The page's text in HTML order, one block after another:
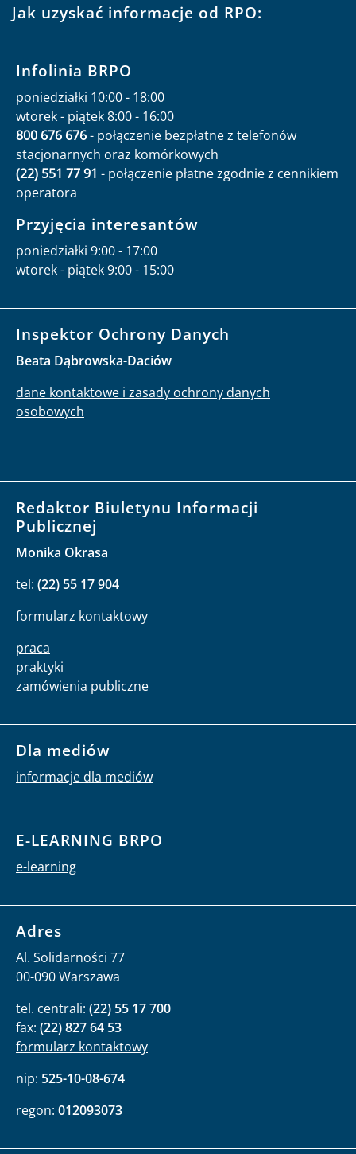
Jak uzyskać informacje od RPO:
Infolinia BRPO
poniedziałki 10:00 - 18:00
wtorek - piątek 8:00 - 16:00
800 676 676- połączenie bezpłatne z telefonów
stacjonarnych oraz komórkowych
(22) 551 77 91 - połączenie płatne zgodnie z cennikiem
operatora
Przyjęcia interesantów
poniedziałki 9:00 - 17:00
wtorek - piątek 9:00 - 15:00
Inspektor Ochrony Danych
Beata Dąbrowska-Daciów
dane kontaktowe i zasady ochrony danych
osobowych
Redaktor Biuletynu Informacji
Publicznej
Monika Okrasa
tel: (22) 55 17 904
formularz kontaktowy
praca
praktyki
zamówienia publiczne
Dla mediów
informacje dla mediów
E-LEARNING BRPO
e-learning
Adres
Al. Solidarności 77
00-090 Warszawa
tel. centrali: (22) 55 17 700
fax: (22) 827 64 53
formularz kontaktowy
nip: 525-10-08-674
regon: 012093073